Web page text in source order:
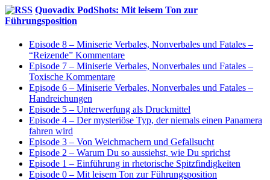
Quovadix PodShots: Mit leisem Ton zur
Führungsposition
Episode 8 – Miniserie Verbales, Nonverbales und Fatales –
“Reizende” Kommentare
Episode 7 – Miniserie Verbales, Nonverbales und Fatales –
Toxische Kommentare
Episode 6 – Miniserie Verbales, Nonverbales und Fatales –
Handreichungen
Episode 5 – Unterwerfung als Druckmittel
Episode 4 – Der mysteriöse Typ, der niemals einen Panamera
fahren wird
Episode 3 – Von Weichmachern und Gefallsucht
Episode 2 – Warum Du so aussiehst, wie Du sprichst
Episode 1 – Einführung in rhetorische Spitzfindigkeiten
Episode 0 – Mit leisem Ton zur Führungsposition